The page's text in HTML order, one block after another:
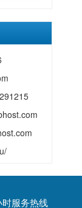
服务热线